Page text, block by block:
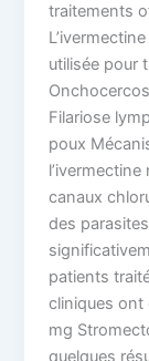
traitements
utilisée pour
Filariose
poux
canaux
des
patients
cliniques ont
mg
quelques